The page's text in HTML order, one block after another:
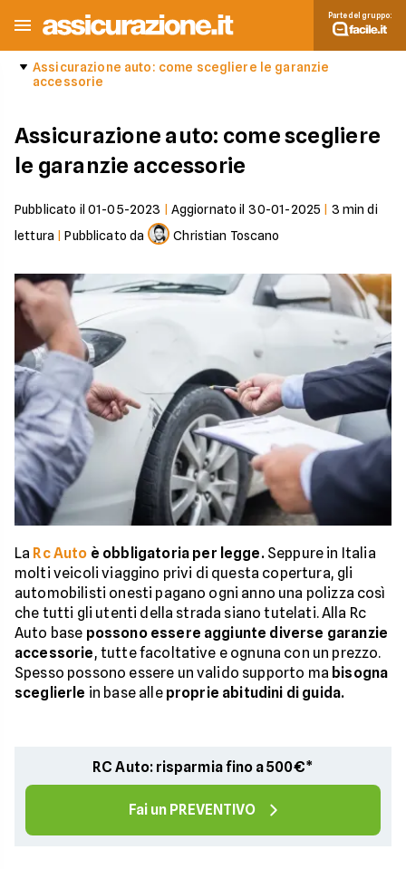
Parte del gruppo:
Assicurazione auto: come scegliere le garanzie
accessorie
Assicurazione auto: come scegliere
le garanzie accessorie
Pubblicato il 01-05-2023 Aggiornato il 30-01-2025 3 min di
lettura |Pubblicato da Christian Toscano
La Rc Auto è obbligatoria per legge.Seppure in Italia
molti veicoli viaggino privi di questa copertura, gli
automobilisti onesti pagano ogni anno una polizza così
che tutti gli utenti della strada siano tutelati. Alla Rc
Auto base possono essere aggiunte diverse garanzie
accessorie, tutte facoltative e ognuna con un prezzo.
Spesso possono essere un valido supporto ma bisogna
sceglierle in base alle proprie abitudini di guida.
RC Auto: risparmia fino a 500€*
Fai un PREVENTIVO